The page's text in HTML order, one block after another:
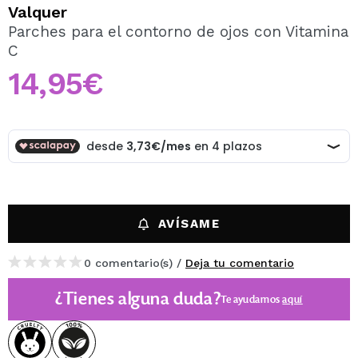
Al crear una cuenta en Maquillalia.com podrás realizar
tus compras rápidamente, revisar el estado de tus
Valquer
Parches para el contorno de ojos con Vitamina
C
14,95€
AVÍSAME
0 comentario(s) / Deja tu comentario
¿Tienes alguna duda?Te ayudamosaquí